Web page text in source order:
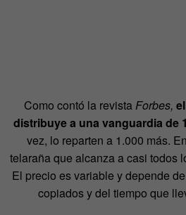
Como contó la revistaForbes,
distribuye a una vanguardia de
vez, lo reparten a 1.000 más.
telaraña que alcanza a casi todos
El precio es variable y depende
copiados y del tiempo que